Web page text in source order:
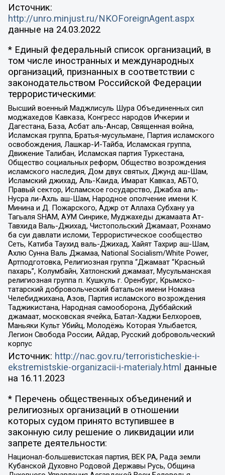
Источник:
http://unro.minjust.ru/NKOForeignAgent.aspx
данные на 24.03.2022
* Единый федеральный список организаций, в
том числе иностранных и международных
организаций, признанных в соответствии с
законодательством Российской Федерации
террористическими:
Высший военный Маджлисуль Шура Объединенных сил
моджахедов Кавказа, Конгресс народов Ичкерии и
Дагестана, База, Асбат аль-Ансар, Священная война,
Исламская группа, Братья-мусульмане, Партия исламского
освобождения, Лашкар-И-Тайба, Исламская группа,
Движение Талибан, Исламская партия Туркестана,
Общество социальных реформ, Общество возрождения
исламского наследия, Дом двух святых, Джунд аш-Шам,
Исламский джихад, Аль-Каида, Имарат Кавказ, АБТО,
Правый сектор, Исламское государство, Джабха аль-
Нусра ли-Ахль аш-Шам, Народное ополчение имени К.
Минина и Д. Пожарского, Аджр от Аллаха Субхану уа
Тагьаля SHAM, АУМ Синрике, Муджахеды джамаата Ат-
Тавхида Валь-Джихад, Чистопольский Джамаат, Рохнамо
ба суи давлати исломи, Террористическое сообщество
Сеть, Катиба Таухид валь-Джихад, Хайят Тахрир аш-Шам,
Ахлю Сунна Валь Джамаа, National Socialism/White Power,
Артподготовка, Религиозная группа “Джамаат “Красный
пахарь”, Колумбайн, Хатлонский джамаат, Мусульманская
религиозная группа п. Кушкуль г. Оренбург, Крымско-
татарский добровольческий батальон имени Номана
Челебиджихана, Азов, Партия исламского возрождения
Таджикистана, Народная самооборона, Дуббайский
джамаат, московская ячейка, Батал-Хаджи Белхороев,
Маньяки Культ Убийц, Молодёжь Которая Улыбается,
Легион Свобода России, Айдар, Русский добровольческий
корпус
Источник: http://nac.gov.ru/terroristicheskie-i-
ekstremistskie-organizacii-i-materialy.html данные
на 16.11.2023
* Перечень общественных объединений и
религиозных организаций в отношении
которых судом принято вступившее в
законную силу решение о ликвидации или
запрете деятельности:
Национал-большевистская партия, ВЕК РА, Рада земли
Кубанской Духовно Родовой Державы Русь, Община